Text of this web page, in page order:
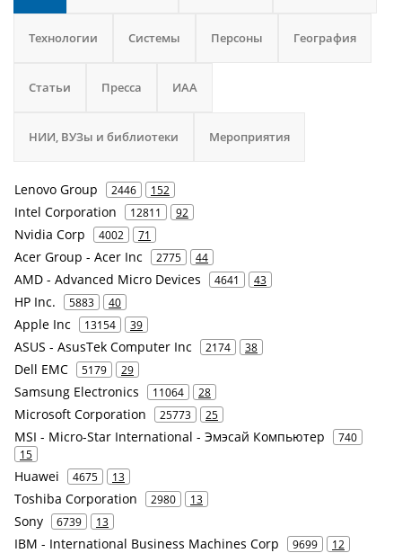
Технологии Системы Персоны География
Статьи Пресса ИАА
НИИ, ВУЗы и библиотеки Мероприятия
Lenovo Group 2446 152
Intel Corporation 12811 92
Nvidia Corp 4002 71
Acer Group - Acer Inc 2775 44
AMD - Advanced Micro Devices 4641 43
HP Inc. 5883 40
Apple Inc 13154 39
ASUS - AsusTek Computer Inc 2174 38
Dell EMC 5179 29
Samsung Electronics 11064 28
Microsoft Corporation 25773 25
MSI - Micro-Star International - Эмэсай Компьютер
740
15
Huawei 4675 13
Toshiba Corporation 2980 13
Sony 6739 13
IBM - International Business Machines Corp 9699 12